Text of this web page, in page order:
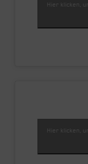
Hier klicken,
Hier klicken,